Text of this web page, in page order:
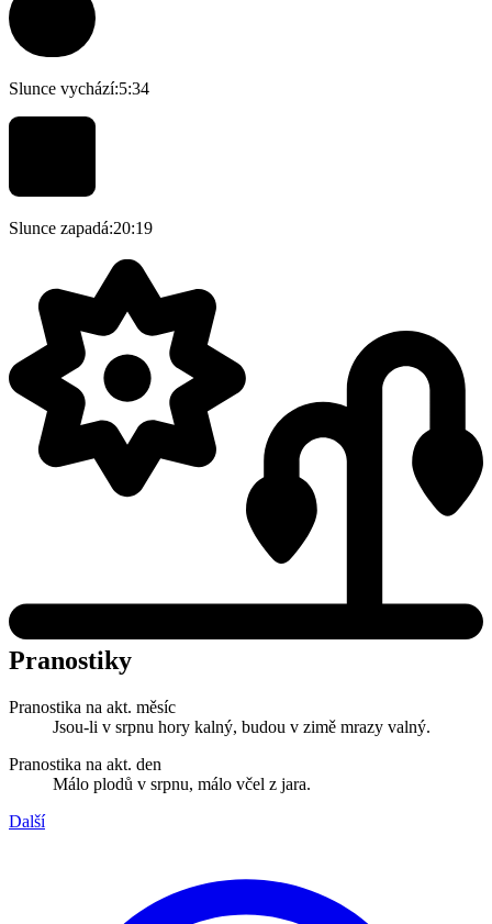
Slunce vychází:5:34
Slunce zapadá:20:19
Pranostiky
Pranostika na akt. měsíc
Jsou-li v srpnu hory kalný, budou v zimě mrazy valný.
Pranostika na akt. den
Málo plodů v srpnu, málo včel z jara.
Další